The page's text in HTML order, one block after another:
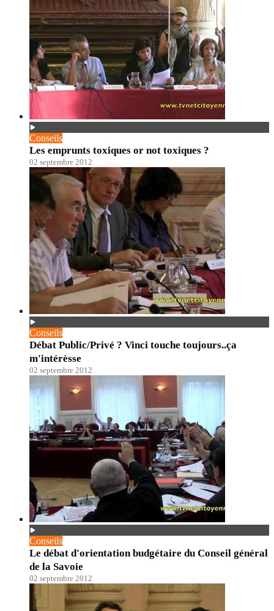
Conseils
Les emprunts toxiques or not toxiques ?
02 septembre 2012
Conseils
Débat Public/Privé ? Vinci touche toujours..ça
m'intérèsse
02 septembre 2012
Conseils
Le débat d'orientation budgétaire du Conseil général
de la Savoie
02 septembre 2012